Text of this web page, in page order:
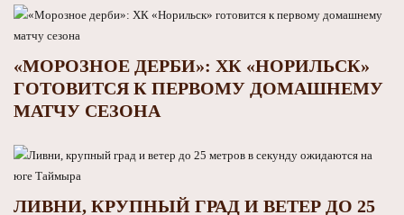
«МОРОЗНОЕ ДЕРБИ»: ХК «НОРИЛЬСК»
ГОТОВИТСЯ К ПЕРВОМУ ДОМАШНЕМУ
МАТЧУ СЕЗОНА
ЛИВНИ, КРУПНЫЙ ГРАД И ВЕТЕР ДО 25